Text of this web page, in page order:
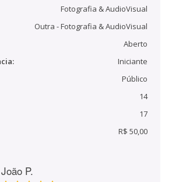
Fotografia & AudioVisual
Outra - Fotografia & AudioVisual
Aberto
Iniciante
Público
14
17
R$ 50,00
João P.